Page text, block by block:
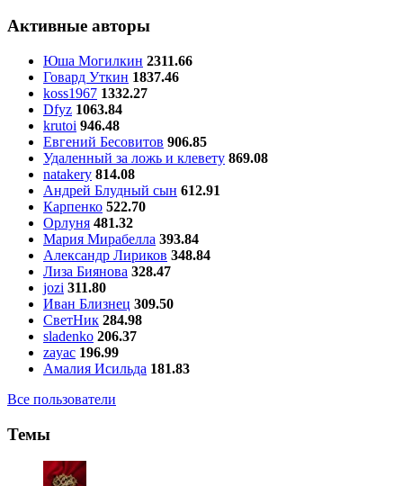
Активные авторы
Юша Могилкин 2311.66
Говард Уткин 1837.46
koss1967 1332.27
Dfyz 1063.84
krutoi 946.48
Евгений Бесовитов 906.85
Удаленный за ложь и клевету 869.08
natakery 814.08
Андрей Блудный сын 612.91
Карпенко 522.70
Орлуня 481.32
Мария Мирабелла 393.84
Александр Лириков 348.84
Лиза Биянова 328.47
jozi 311.80
Иван Близнец 309.50
СветНик 284.98
sladenko 206.37
zayac 196.99
Амалия Исильда 181.83
Все пользователи
Темы